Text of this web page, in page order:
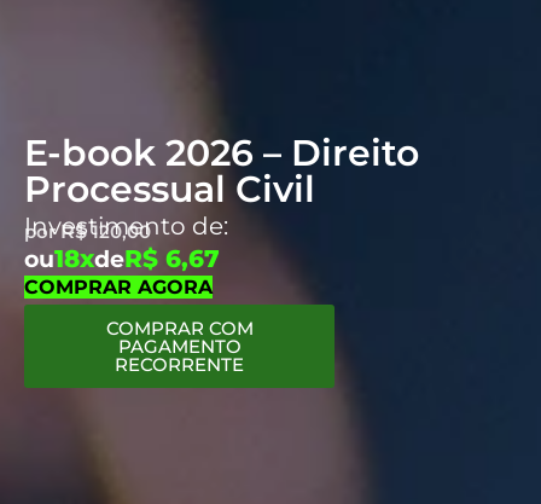
E-book 2026 – Direito
Processual Civil
Investimento de:
porR$120,00
ou18xdeR$ 6,67
COMPRAR AGORA
COMPRAR COM
PAGAMENTO
RECORRENTE